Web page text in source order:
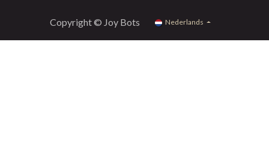
Copyright © Joy Bots Nederlands